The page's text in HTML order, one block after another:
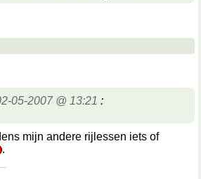
05-2007 @ 13:21 :
mijn andere rijlessen iets of
.